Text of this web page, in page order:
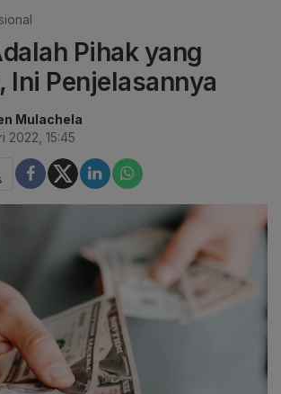
Pihak yang
Ini Penjelasannya
Mulachela
2022, 15:45